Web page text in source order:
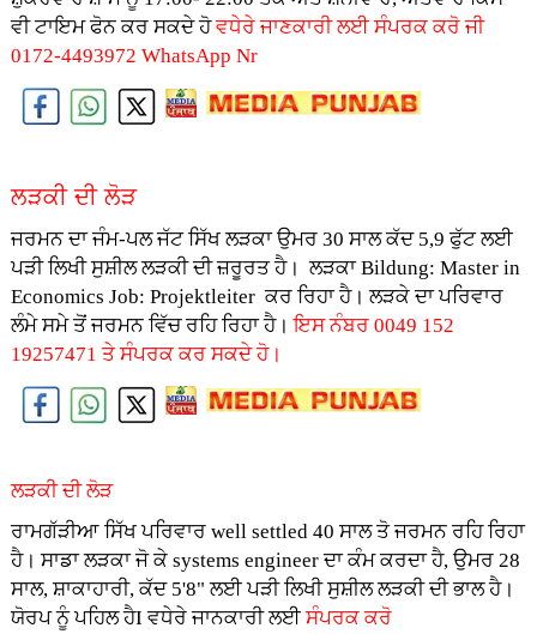
ਵੀ ਟਾਇਮ ਫੋਨ ਕਰ ਸਕਦੇ ਹੋਵਧੇਰੇ ਜਾਣਕਾਰੀ ਲਈ ਸੰਪਰਕ ਕਰੋ ਜੀ
0172-4493972 WhatsApp Nr
ਲੜਕੀ ਦੀ ਲੋੜ
ਜਰਮਨ ਦਾ ਜੰਮ-ਪਲ ਜੱਟ ਸਿੱਖ ਲੜਕਾ ਉਮਰ 30 ਸਾਲ ਕੱਦ 5,9 ਫੁੱਟ ਲਈ
ਪੜੀ ਲਿਖੀ ਸੁਸ਼ੀਲ ਲੜਕੀ ਦੀ ਜ਼ਰੂਰਤ ਹੈ। ਲੜਕਾ Bildung: Master in
Economics Job: Projektleiter ਕਰ ਰਿਹਾ ਹੈ। ਲੜਕੇ ਦਾ ਪਰਿਵਾਰ
ਲੰਮੇ ਸਮੇ ਤੋਂ ਜਰਮਨ ਵਿੱਚ ਰਹਿ ਰਿਹਾ ਹੈ।ਇਸ ਨੰਬਰ 0049 152
19257471 ਤੇ ਸੰਪਰਕ ਕਰ ਸਕਦੇ ਹੋ।
ਲੜਕੀ ਦੀ ਲੋੜ
ਰਾਮਗੱੜੀਆ ਸਿੱਖ ਪਰਿਵਾਰ well settled 40 ਸਾਲ ਤੋ ਜਰਮਨ ਰਹਿ ਰਿਹਾ
ਹੈ। ਸਾਡਾ ਲੜਕਾ ਜੋ ਕੇ systems engineer ਦਾ ਕੰਮ ਕਰਦਾ ਹੈ, ਉਮਰ 28
ਸਾਲ, ਸ਼ਾਕਾਹਾਰੀ, ਕੱਦ 5'8" ਲਈ ਪੜੀ ਲਿਖੀ ਸੁਸ਼ੀਲ ਲੜਕੀ ਦੀ ਭਾਲ ਹੈ।
ਯੋਰਪ ਨੂੰ ਪਹਿਲ ਹੈI ਵਧੇਰੇ ਜਾਨਕਾਰੀ ਲਈਸੰਪਰਕ ਕਰੋ